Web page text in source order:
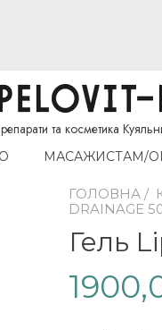
та косметика
МАСАЖИСТАМ/
ГОЛОВНА /
DRAINAGE
Гель